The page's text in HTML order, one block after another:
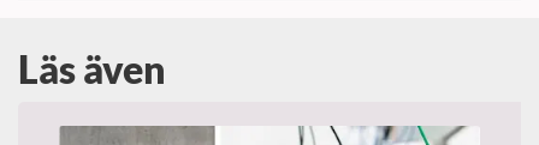
Läs även